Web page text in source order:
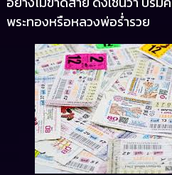
พระทองหรือหลวงพ่อร่ำรวย